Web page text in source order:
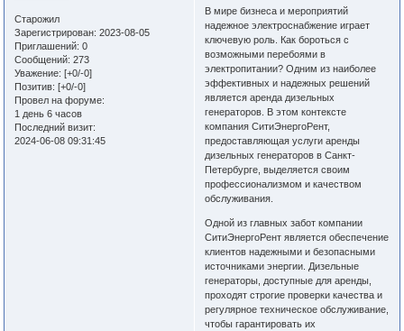
Старожил
Зарегистрирован: 2023-08-05
Приглашений: 0
Сообщений: 273
Уважение: [+0/-0]
Позитив: [+0/-0]
Провел на форуме:
1 день 6 часов
Последний визит:
2024-06-08 09:31:45
В мире бизнеса и мероприятий
надежное электроснабжение играет
ключевую роль. Как бороться с
возможными перебоями в
электропитании? Одним из наиболее
эффективных и надежных решений
является аренда дизельных
генераторов. В этом контексте
компания СитиЭнергоРент,
предоставляющая услуги аренды
дизельных генераторов в Санкт-
Петербурге, выделяется своим
профессионализмом и качеством
обслуживания.
Одной из главных забот компании
СитиЭнергоРент является обеспечение
клиентов надежными и безопасными
источниками энергии. Дизельные
генераторы, доступные для аренды,
проходят строгие проверки качества и
регулярное техническое обслуживание,
чтобы гарантировать их